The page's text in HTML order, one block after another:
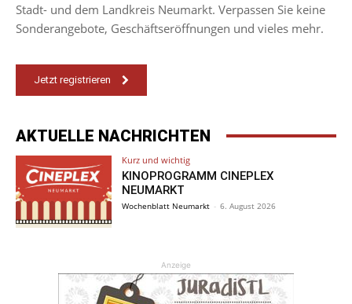
Stadt- und dem Landkreis Neumarkt. Verpassen Sie keine
Sonderangebote, Geschäftseröffnungen und vieles mehr.
Jetzt registrieren
AKTUELLE NACHRICHTEN
Kurz und wichtig
KINOPROGRAMM CINEPLEX
NEUMARKT
Wochenblatt Neumarkt - 6. August 2026
Anzeige